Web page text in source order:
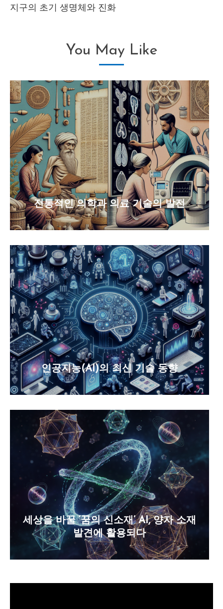
지구의 초기 생명체와 진화
You May Like
전통적인 의학과 의료 기술의 발전
인공지능(AI)의 최신 기술 동향
세상을 바꿀 ‘꿈의 신소재’ AI, 양자 소재
발견에 활용되다